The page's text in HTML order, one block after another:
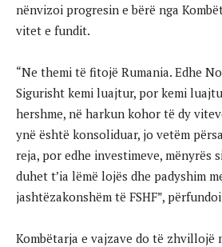
nënvizoi progresin e bërë nga
vitet e fundit.
“Ne themi të fitojë Rumania. Edhe
Sigurisht kemi luajtur, por kemi
hershme, në harkun kohor të dy
ynë është konsoliduar, jo vetëm
reja, por edhe investimeve, mënyrës
duhet t’ia lëmë lojës dhe padyshim
jashtëzakonshëm të FSHF”,
Kombëtarja e vajzave do të zhvillojë